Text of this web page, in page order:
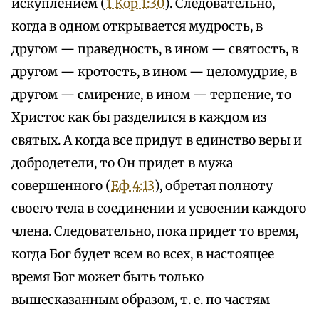
искуплением (1 Кор 1:30). Следовательно,
когда в одном открывается мудрость, в
другом — праведность, в ином — святость, в
другом — кротость, в ином — целомудрие, в
другом — смирение, в ином — терпение, то
Христос как бы разделился в каждом из
святых. А когда все придут в единство веры и
добродетели, то Он придет в мужа
совершенного (Еф 4:13), обретая полноту
своего тела в соединении и усвоении каждого
члена. Следовательно, пока придет то время,
когда Бог будет всем во всех, в настоящее
время Бог может быть только
вышесказанным образом, т. е. по частям